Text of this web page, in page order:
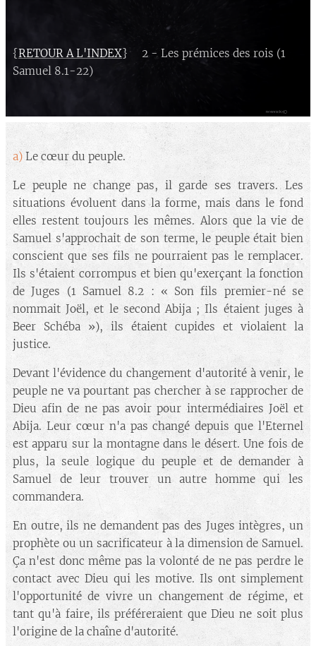
{RETOUR A L'INDEX} 2 - Les prémices des rois (1
Samuel 8.1-22)
a) Le cœur du peuple.
Le peuple ne change pas, il garde ses travers. Les
situations évoluent dans la forme, mais dans le fond
elles restent toujours les mêmes. Alors que la vie de
Samuel s'approchait de son terme, le peuple était bien
conscient que ses fils ne pourraient pas le remplacer.
Ils s'étaient corrompus et bien qu'exerçant la fonction
de Juges (1 Samuel 8.2 : « Son fils premier-né se
nommait Joël, et le second Abija ; Ils étaient juges à
Beer Schéba »), ils étaient cupides et violaient la
justice.
Devant l'évidence du changement d'autorité à venir, le
peuple ne va pourtant pas chercher à se rapprocher de
Dieu afin de ne pas avoir pour intermédiaires Joël et
Abija. Leur cœur n'a pas changé depuis que l'Eternel
est apparu sur la montagne dans le désert. Une fois de
plus, la seule logique du peuple et de demander à
Samuel de leur trouver un autre homme qui les
commandera.
En outre, ils ne demandent pas des Juges intègres, un
prophète ou un sacrificateur à la dimension de Samuel.
Ça n'est donc même pas la volonté de ne pas perdre le
contact avec Dieu qui les motive. Ils ont simplement
l'opportunité de vivre un changement de régime, et
tant qu'à faire, ils préféreraient que Dieu ne soit plus
l'origine de la chaîne d'autorité.